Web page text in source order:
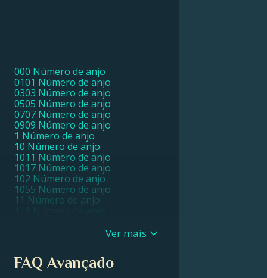
000 Número de anjo
0101 Número de anjo
0303 Número de anjo
0505 Número de anjo
0707 Número de anjo
0909 Número de anjo
1 Número de anjo
10 Número de anjo
1011 Número de anjo
1017 Número de anjo
102 Número de anjo
1055 Número de anjo
11 Número de anjo
11111 Número de anjo
1117 Número de anjo
1119 Número de anjo
112 Número de anjo
Ver mais
FAQ Avançado